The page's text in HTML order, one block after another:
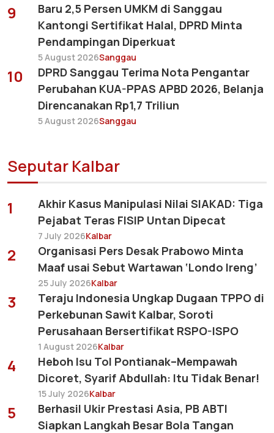
9
Baru 2,5 Persen UMKM di Sanggau
Kantongi Sertifikat Halal, DPRD Minta
Pendampingan Diperkuat
5 August 2026Sanggau
10
DPRD Sanggau Terima Nota Pengantar
Perubahan KUA-PPAS APBD 2026, Belanja
Direncanakan Rp1,7 Triliun
5 August 2026Sanggau
Seputar Kalbar
1
Akhir Kasus Manipulasi Nilai SIAKAD: Tiga
Pejabat Teras FISIP Untan Dipecat
7 July 2026Kalbar
2
Organisasi Pers Desak Prabowo Minta
Maaf usai Sebut Wartawan ‘Londo Ireng’
25 July 2026Kalbar
3
Teraju Indonesia Ungkap Dugaan TPPO di
Perkebunan Sawit Kalbar, Soroti
Perusahaan Bersertifikat RSPO-ISPO
1 August 2026Kalbar
4
Heboh Isu Tol Pontianak–Mempawah
Dicoret, Syarif Abdullah: Itu Tidak Benar!
15 July 2026Kalbar
5
Berhasil Ukir Prestasi Asia, PB ABTI
Siapkan Langkah Besar Bola Tangan